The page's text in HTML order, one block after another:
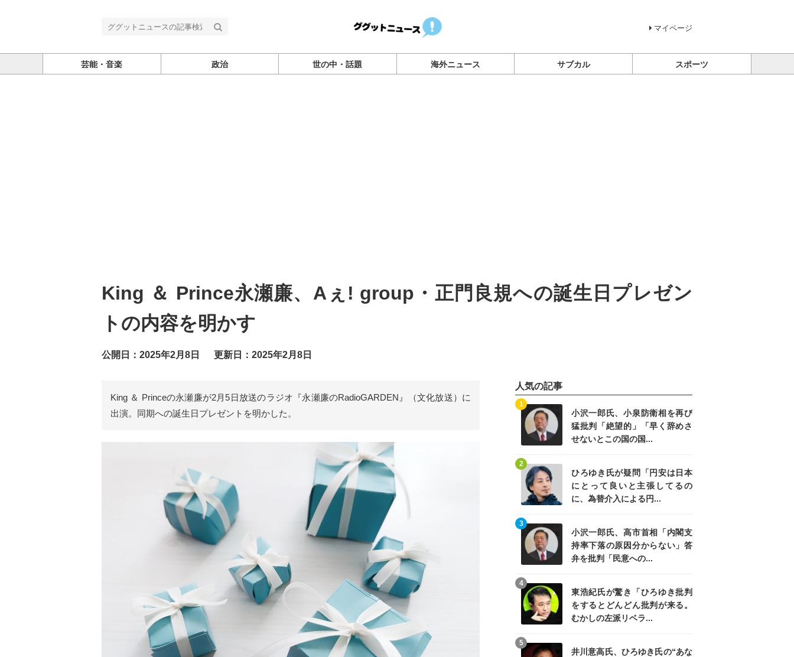
マイページ
芸能・音楽 政治 世の中・話題 海外ニュース サブカル スポーツ
King ＆ Prince永瀬廉、Aぇ! group・正門良規への誕生日プレゼン
トの内容を明かす
公開日：2025年2月8日 更新日：2025年2月8日
King ＆ Princeの永瀬廉が2月5日放送のラジオ『永瀬廉のRadioGARDEN』（文化放送）に
出演。同期への誕生日プレゼントを明かした。
人気の記事
小沢一郎氏、小泉防衛相を再び
猛批判「絶望的」「早く辞めさ
せないとこの国の国...
1
ひろゆき氏が疑問「円安は日本
にとって良いと主張してるの
に、為替介入による円...
2
小沢一郎氏、高市首相「内閣支
持率下落の原因分からない」答
弁を批判「民意への...
3
東浩紀氏が驚き「ひろゆき批判
をするとどんどん批判が来る。
むかしの左派リベラ...
4
井川意高氏、ひろゆき氏の“あな
5